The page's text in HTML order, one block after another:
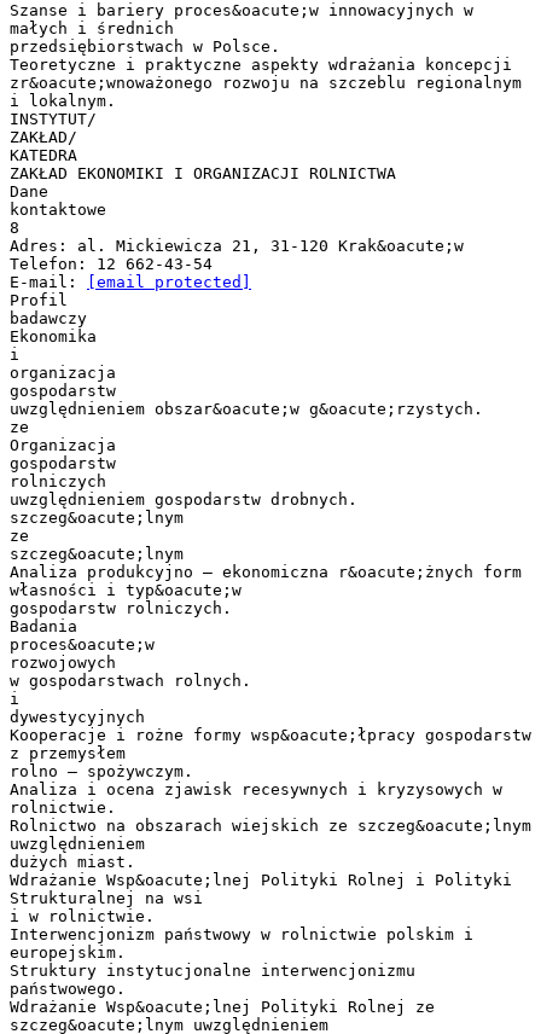
Szanse i bariery proces&oacute;w innowacyjnych w
małych i średnich
przedsiębiorstwach w Polsce.
Teoretyczne i praktyczne aspekty wdrażania koncepcji
zr&oacute;wnoważonego rozwoju na szczeblu regionalnym
i lokalnym.
INSTYTUT/
ZAKŁAD/
KATEDRA
ZAKŁAD EKONOMIKI I ORGANIZACJI ROLNICTWA
Dane
kontaktowe
8
Adres: al. Mickiewicza 21, 31-120 Krak&oacute;w
Telefon: 12 662-43-54
E-mail:
[email protected]
Profil
badawczy
Ekonomika
i
organizacja
gospodarstw
uwzględnieniem obszar&oacute;w g&oacute;rzystych.
ze
Organizacja
gospodarstw
rolniczych
uwzględnieniem gospodarstw drobnych.
szczeg&oacute;lnym
ze
szczeg&oacute;lnym
Analiza produkcyjno – ekonomiczna r&oacute;żnych form
własności i typ&oacute;w
gospodarstw rolniczych.
Badania
proces&oacute;w
rozwojowych
w gospodarstwach rolnych.
i
dywestycyjnych
Kooperacje i rożne formy wsp&oacute;łpracy gospodarstw
z przemysłem
rolno – spożywczym.
Analiza i ocena zjawisk recesywnych i kryzysowych w
rolnictwie.
Rolnictwo na obszarach wiejskich ze szczeg&oacute;lnym
uwzględnieniem
dużych miast.
Wdrażanie Wsp&oacute;lnej Polityki Rolnej i Polityki
Strukturalnej na wsi
i w rolnictwie.
Interwencjonizm państwowy w rolnictwie polskim i
europejskim.
Struktury instytucjonalne interwencjonizmu
państwowego.
Wdrażanie Wsp&oacute;lnej Polityki Rolnej ze
szczeg&oacute;lnym uwzględnieniem